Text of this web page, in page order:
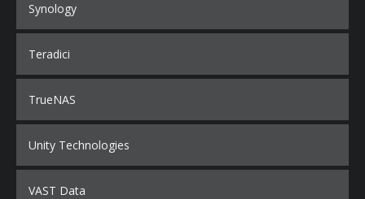
Synology
Teradici
TrueNAS
Unity Technologies
VAST Data